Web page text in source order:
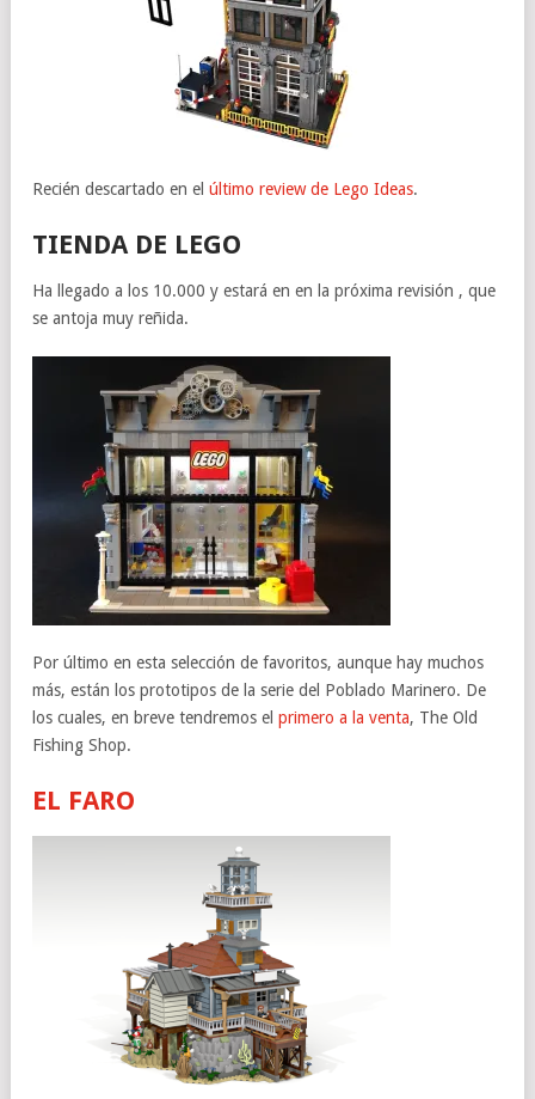
Recién descartado en el último review de Lego Ideas.
TIENDA DE LEGO
Ha llegado a los 10.000 y estará en en la próxima revisión , que
se antoja muy reñida.
Por último en esta selección de favoritos, aunque hay muchos
más, están los prototipos de la serie del Poblado Marinero. De
los cuales, en breve tendremos el primero a la venta, The Old
Fishing Shop.
EL FARO